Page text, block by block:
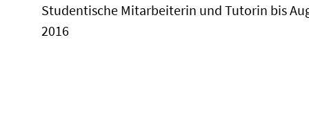
Studentische Mitarbeiterin und Tutorin bis
2016